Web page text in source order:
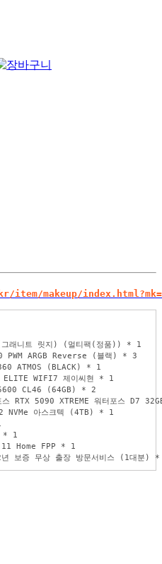
makeup/
그래니트 릿지) (멀티팩(정품)) * 1
PWM ARGB Reverse (블랙) * 3
ATMOS (BLACK) * 1
ELITE WIFI7 제이씨현 * 1
CL46 (64GB) * 2
스 RTX 5090 XTREME 워터포스 D7
NVMe 아스크텍 (4TB) * 1
* 1
Home FPP * 1
년 보증 무상 출장 방문서비스 (1대분)